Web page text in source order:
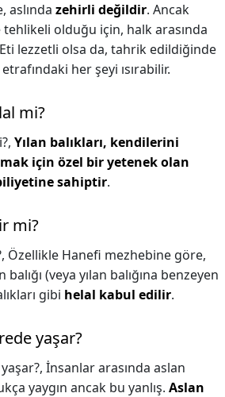
aslında zehirli değildir. Ancak
tehlikeli olduğu için, halk arasında
lezzetli olsa da, tahrik edildiğinde
her şeyi ısırabilir.
mi?
Yılan balıkları, kendilerini
için özel bir yetenek olan
sahiptir.
mi?
Özellikle Hanefi mezhebine göre,
(veya yılan balığına benzeyen
gibi helal kabul edilir.
yaşar?
İnsanlar arasında aslan
yaygın ancak bu yanlış. Aslan